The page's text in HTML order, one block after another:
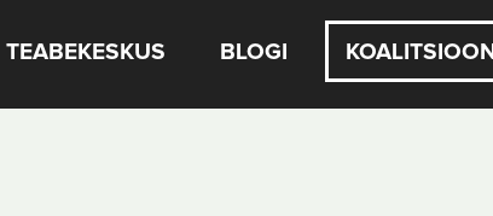
TEABEKESKUS BLOGI KOALITSIOON